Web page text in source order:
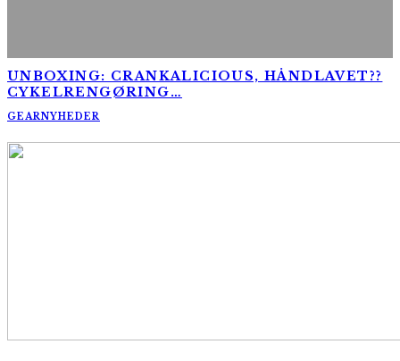
UNBOXING: CRANKALICIOUS, HÅNDLAVET??
CYKELRENGØRING…
GEARNYHEDER